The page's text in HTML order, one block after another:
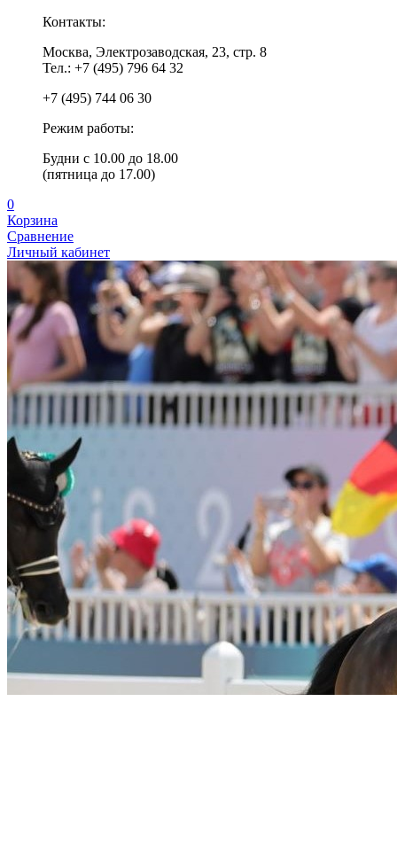
Контакты:
Москва, Электрозаводская, 23, стр. 8
Тел.: +7 (495) 796 64 32
+7 (495) 744 06 30
Режим работы:
Будни с 10.00 до 18.00
(пятница до 17.00)
0
Корзина
Сравнение
Личный кабинет